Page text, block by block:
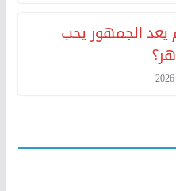
يعد الجمهور يحب